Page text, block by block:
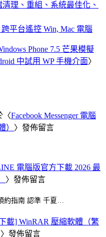
清理、重組、系統最佳化、
平台遙控 Win, Mac 電腦
Phone 7.5 芒果模擬
中試用 WP 手機介面〉
〈Facebook Messenger 電腦
） 〉發佈留言
電腦版官方下載 2026 最
〉發佈留言
約指南 認準 千夏…
載] WinRAR 壓縮軟體（繁
〉發佈留言